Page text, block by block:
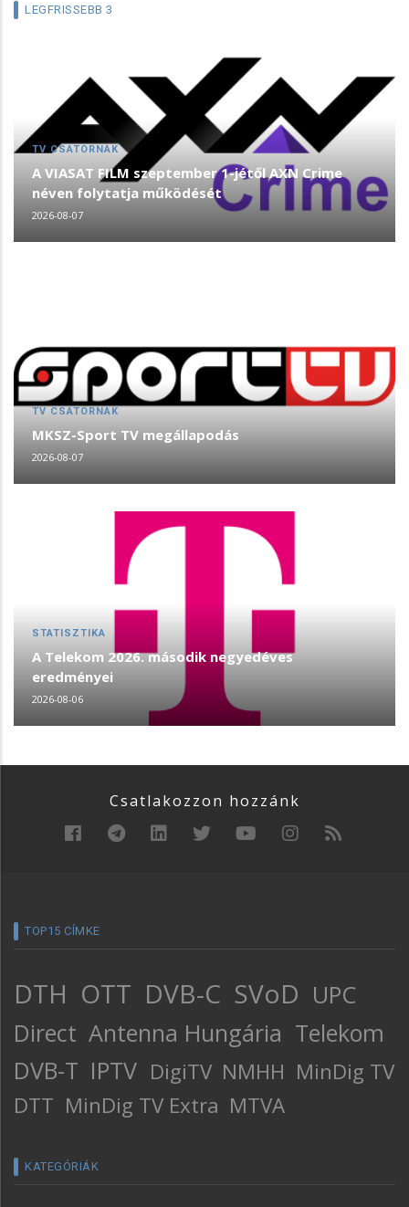
LEGFRISSEBB 3
TV CSATORNÁK
A VIASAT FILM szeptember 1-jétől AXN Crime
néven folytatja működését
2026-08-07
TV CSATORNÁK
MKSZ-Sport TV megállapodás
2026-08-07
STATISZTIKA
A Telekom 2026. második negyedéves
eredményei
2026-08-06
Csatlakozzon hozzánk
TOP15 CÍMKE
DTH OTT DVB-C SVoD UPC
Direct Antenna Hungária Telekom
DVB-T IPTV DigiTV NMHH MinDig TV
DTT MinDig TV Extra MTVA
KATEGÓRIÁK